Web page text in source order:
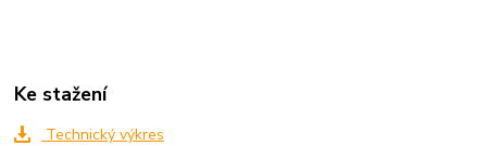
Ke stažení
Technický výkres